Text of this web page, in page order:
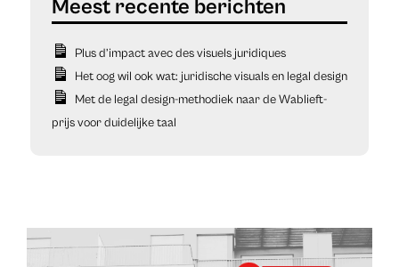
Plus d’impact avec des visuels juridiques
Het oog wil ook wat: juridische visuals en legal design
Met de legal design-methodiek naar de Wablieft-
prijs voor duidelijke taal